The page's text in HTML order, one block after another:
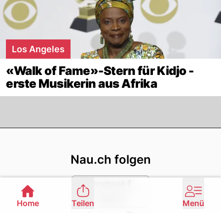
Los Angeles
«Walk of Fame»-Stern für Kidjo -
erste Musikerin aus Afrika
Nau.ch folgen
Home Teilen Menü